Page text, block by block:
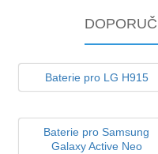
Baterie pro LG H915
Baterie pro Samsung
Galaxy Active Neo